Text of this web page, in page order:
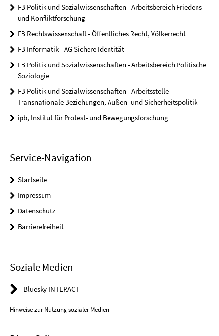
FB Politik und Sozialwissenschaften - Arbeitsbereich Friedens-
und Konfliktforschung
FB Rechtswissenschaft - Öffentliches Recht, Völkerrecht
FB Informatik - AG Sichere Identität
FB Politik und Sozialwissenschaften - Arbeitsbereich Politische
Soziologie
FB Politik und Sozialwissenschaften - Arbeitsstelle
Transnationale Beziehungen, Außen- und Sicherheitspolitik
ipb, Institut für Protest- und Bewegungsforschung
Service-Navigation
Startseite
Impressum
Datenschutz
Barrierefreiheit
Soziale Medien
Bluesky INTERACT
Hinweise zur Nutzung sozialer Medien